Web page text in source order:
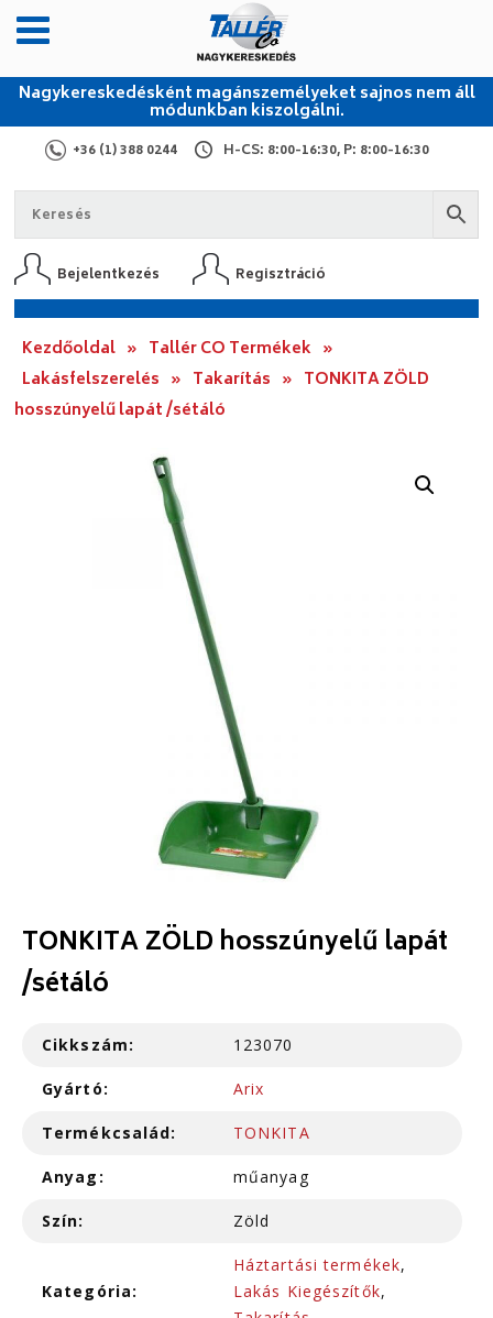
Nagykereskedésként magánszemélyeket sajnos nem áll
módunkban kiszolgálni.
+36 (1) 388 0244 H-CS: 8:00-16:30, P: 8:00-16:30
Bejelentkezés Regisztráció
Kezdőoldal » Tallér CO Termékek »
Lakásfelszerelés » Takarítás » TONKITA ZÖLD
hosszúnyelű lapát /sétáló
TONKITA ZÖLD hosszúnyelű lapát
/sétáló
Cikkszám: 123070
Gyártó: Arix
Termékcsalád: TONKITA
Anyag: műanyag
Szín: Zöld
Kategória:
Háztartási termékek,
Lakás Kiegészítők,